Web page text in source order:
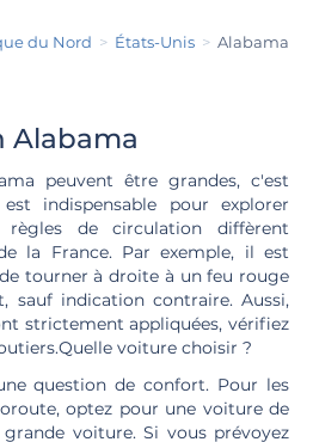
du Nord États-Unis Alabama
Alabama
peuvent être grandes, c'est
indispensable pour explorer
règles de circulation diffèrent
la France. Par exemple, il est
tourner à droite à un feu rouge
sauf indication contraire. Aussi,
strictement appliquées, vérifiez
voiture choisir ?
question de confort. Pour les
optez pour une voiture de
voiture. Si vous prévoyez